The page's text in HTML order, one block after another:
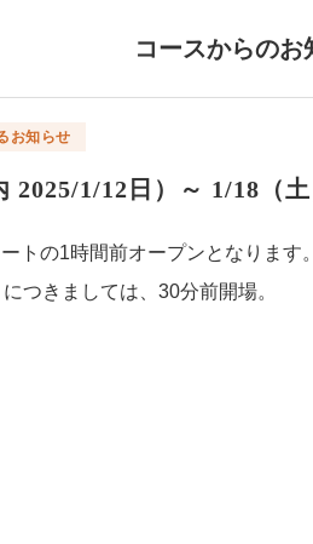
コースからのお
お知らせ
2025/1/12日）～ 1/18（土
トの1時間前オープンとなります。
つきましては、30分前開場。